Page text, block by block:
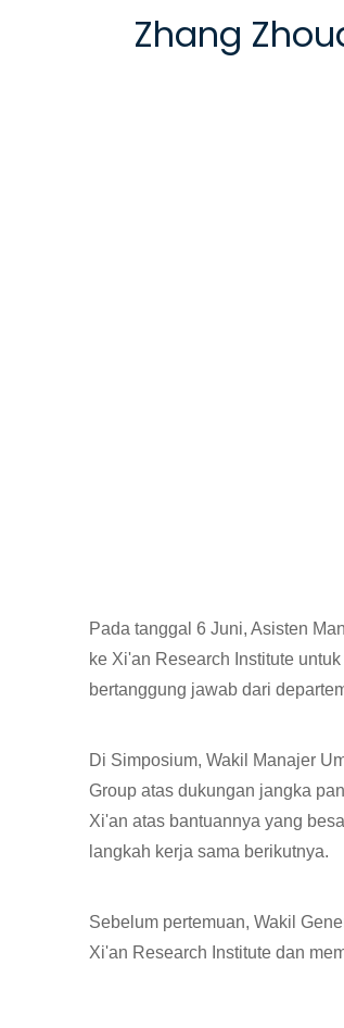
Zhang
Pada tanggal 6 Juni, Asisten
ke Xi'an Research Institute
bertanggung jawab dari
Di Simposium, Wakil Manajer
Group atas dukungan jangka
Xi'an atas bantuannya yang
langkah kerja sama berikutnya.
Sebelum pertemuan, Wakil
Xi'an Research Institute dan